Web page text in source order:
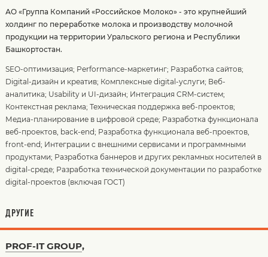
АО «Группа Компаний «Российское Молоко» - это крупнейший
холдинг по переработке молока и производству молочной
продукции на территории Уральского региона и Республики
Башкортостан.
SEO-оптимизация; Performance-маркетинг; Разработка сайтов;
Digital-дизайн и креатив; Комплексные digital-услуги; Веб-
аналитика; Usability и UI-дизайн; Интеграция CRM-систем;
Контекстная реклама; Техническая поддержка веб-проектов;
Медиа-планирование в цифровой среде; Разработка функционала
веб-проектов, back-end; Разработка функционала веб-проектов,
front-end; Интеграции с внешними сервисами и программными
продуктами; Разработка баннеров и других рекламных носителей в
digital-среде; Разработка технической документации по разработке
digital-проектов (включая ГОСТ)
ДРУГИЕ
PROF-IT GROUP,